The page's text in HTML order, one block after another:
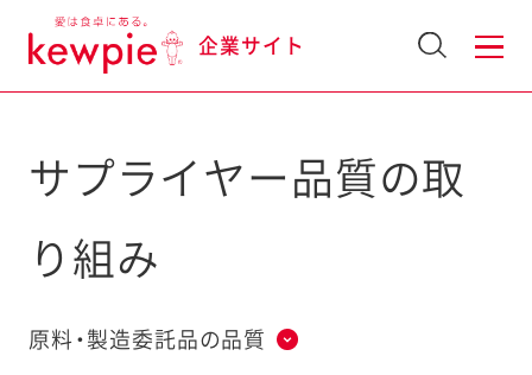
企業サイト
サプライヤー品質の取
り組み
原料・製造委託品の品質